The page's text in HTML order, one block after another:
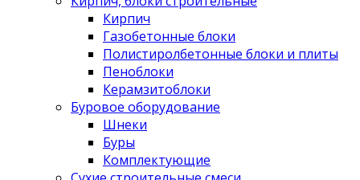
Кирпич
Газобетонные блоки
Полистиролбетонные блоки и плиты
Пеноблоки
Керамзитоблоки
Буровое оборудование
Шнеки
Буры
Комплектующие